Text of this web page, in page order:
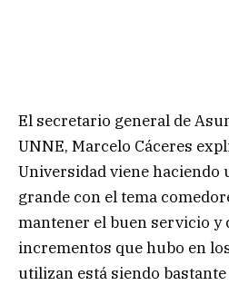
El secretario general de
UNNE, Marcelo Cáceres
Universidad viene haciendo
grande con el tema
mantener el buen servicio y
incrementos que hubo en
utilizan está siendo